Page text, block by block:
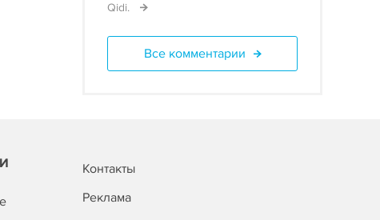
Qidi.
Все комментарии
Контакты
Реклама